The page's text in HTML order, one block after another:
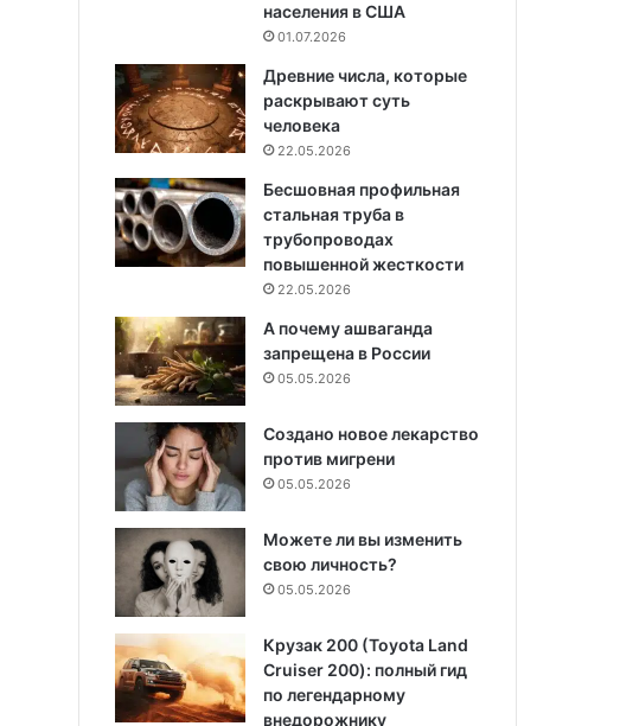
населения в США
01.07.2026
Древние числа, которые
раскрывают суть
человека
22.05.2026
Бесшовная профильная
стальная труба в
трубопроводах
повышенной жесткости
22.05.2026
А почему ашваганда
запрещена в России
05.05.2026
Создано новое лекарство
против мигрени
05.05.2026
Можете ли вы изменить
свою личность?
05.05.2026
Крузак 200 (Toyota Land
Cruiser 200): полный гид
по легендарному
внедорожнику